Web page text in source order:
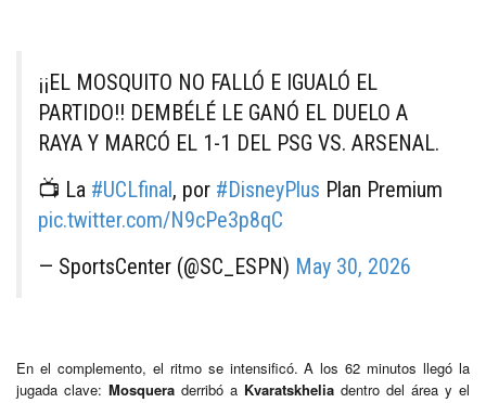
¡¡EL MOSQUITO NO FALLÓ E IGUALÓ EL
PARTIDO!! DEMBÉLÉ LE GANÓ EL DUELO A
RAYA Y MARCÓ EL 1-1 DEL PSG VS. ARSENAL.
📺 La #UCLfinal, por #DisneyPlus Plan Premium
pic.twitter.com/N9cPe3p8qC
— SportsCenter (@SC_ESPN) May 30, 2026
En el complemento, el ritmo se intensificó. A los 62 minutos llegó la
jugada clave: Mosquera derribó a Kvaratskhelia dentro del área y el